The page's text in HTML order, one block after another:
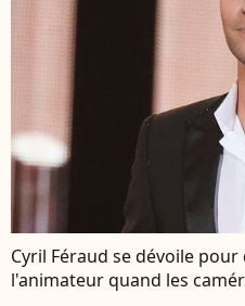
Cyril Féraud se dévoile
l'animateur quand les